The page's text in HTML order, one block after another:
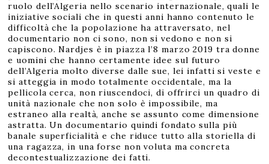
ruolo dell’Algeria nello scenario internazionale, quali le
iniziative sociali che in questi anni hanno contenuto le
difficoltà che la popolazione ha attraversato, nel
documentario non ci sono, non si vedono e non si
capiscono. Nardjes è in piazza l’8 marzo 2019 tra donne
e uomini che hanno certamente idee sul futuro
dell’Algeria molto diverse dalle sue, lei infatti si veste e
si atteggia in modo totalmente occidentale, ma la
pellicola cerca, non riuscendoci, di offrirci un quadro di
unità nazionale che non solo è impossibile, ma
estraneo alla realtà, anche se assunto come dimensione
astratta. Un documentario quindi fondato sulla più
banale superficialità e che riduce tutto alla storiella di
una ragazza, in una forse non voluta ma concreta
decontestualizzazione dei fatti.